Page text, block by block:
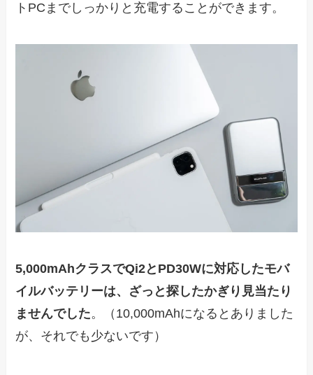
トPCまでしっかりと充電することができます。
5,000mAhクラスでQi2とPD30Wに対応したモバ
イルバッテリーは、ざっと探したかぎり見当たり
ませんでした。（10,000mAhになるとありました
が、それでも少ないです）